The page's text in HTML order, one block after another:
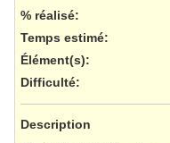
% réalisé:
Temps estimé:
Élément(s):
Difficulté:
Description